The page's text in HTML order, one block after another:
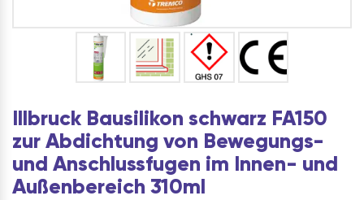
Illbruck Bausilikon schwarz FA150
zur Abdichtung von Bewegungs-
und Anschlussfugen im Innen- und
Außenbereich 310ml